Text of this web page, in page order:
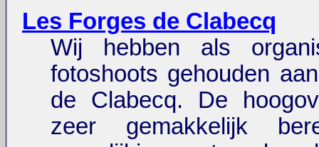
Les Forges de Clabecq
Wij hebben als
fotoshoots gehouden
de Clabecq. De
zeer gemakkelijk